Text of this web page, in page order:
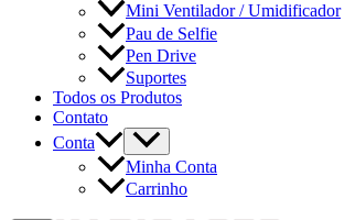
Mini Ventilador / Umidificador
Pau de Selfie
Pen Drive
Suportes
Todos os Produtos
Contato
Conta
Minha Conta
Carrinho